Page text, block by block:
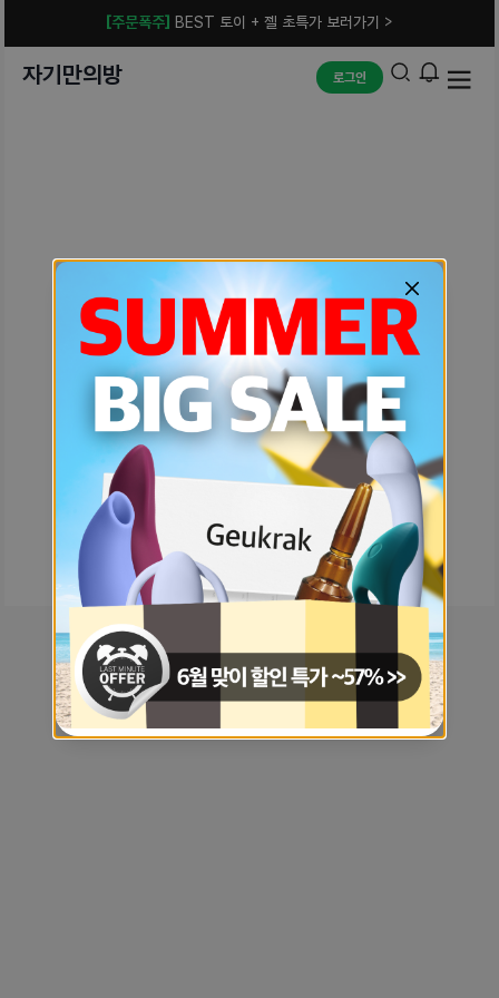
[주문폭주] BEST 토이 + 젤 초특가 보러가기 >
자기만의방 로그인
예상치 못한 에러입니다.